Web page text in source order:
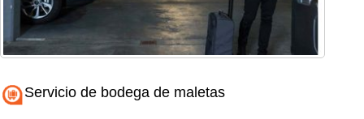
Servicio de bodega de maletas